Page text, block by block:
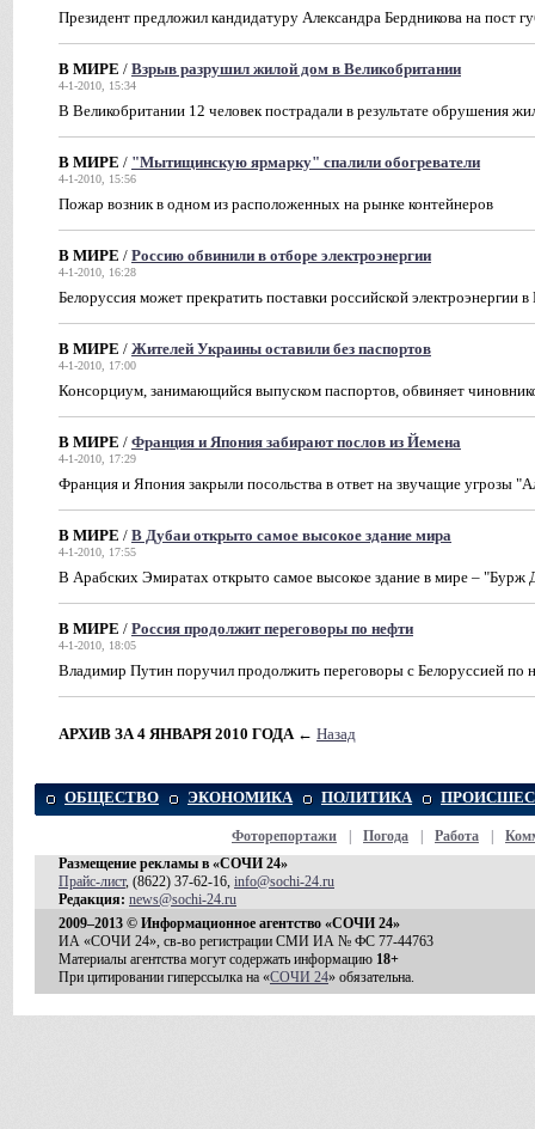
Президент предложил кандидатуру Александра Бердникова на пост
В МИРЕ / Взрыв разрушил жилой дом в Великобритании
4-1-2010, 15:34
В Великобритании 12 человек пострадали в результате обрушения
В МИРЕ / "Мытищинскую ярмарку" спалили обогреватели
4-1-2010, 15:56
Пожар возник в одном из расположенных на рынке контейнеров
В МИРЕ / Россию обвинили в отборе электроэнергии
4-1-2010, 16:28
Белоруссия может прекратить поставки российской электроэнергии
В МИРЕ / Жителей Украины оставили без паспортов
4-1-2010, 17:00
Консорциум, занимающийся выпуском паспортов, обвиняет
В МИРЕ / Франция и Япония забирают послов из Йемена
4-1-2010, 17:29
Франция и Япония закрыли посольства в ответ на звучащие угрозы
В МИРЕ / В Дубаи открыто самое высокое здание мира
4-1-2010, 17:55
В Арабских Эмиратах открыто самое высокое здание в мире – "Бурж
В МИРЕ / Россия продолжит переговоры по нефти
4-1-2010, 18:05
Владимир Путин поручил продолжить переговоры с Белоруссией по
АРХИВ ЗА 4 ЯНВАРЯ 2010 ГОДА ← Назад
ОБЩЕСТВО ЭКОНОМИКА ПОЛИТИКА
Фоторепортажи Погода Работа
Размещение рекламы в «СОЧИ 24»
Прайс-лист, (8622) 37-62-16, info@sochi-24.ru
Редакция: news@sochi-24.ru
2009–2013 © Информационное агентство «СОЧИ 24»
ИА «СОЧИ 24», св-во регистрации СМИ ИА № ФС 77-44763
Материалы агентства могут содержать информацию 18+
При цитировании гиперссылка на «СОЧИ 24» обязательна.